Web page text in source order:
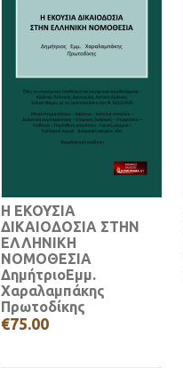
Η ΕΚΟΥΣΙΑ
ΔΙΚΑΙΟΔΟΣΙΑ ΣΤΗΝ
ΕΛΛΗΝΙΚΗ
ΝΟΜΟΘΕΣΙΑ
ΔημήτριοΕμμ.
Χαραλαμπάκης
Πρωτοδίκης
€75.00